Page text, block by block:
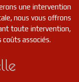
une intervention
nous vous offrons
toute intervention,
associés.